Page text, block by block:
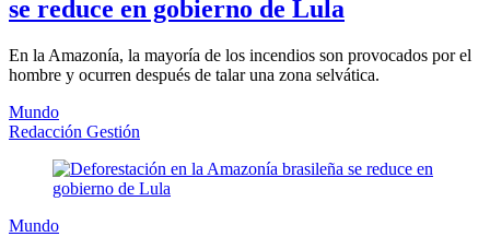
se reduce en gobierno de Lula
En la Amazonía, la mayoría de los incendios son provocados por el
hombre y ocurren después de talar una zona selvática.
Mundo
Redacción Gestión
Mundo